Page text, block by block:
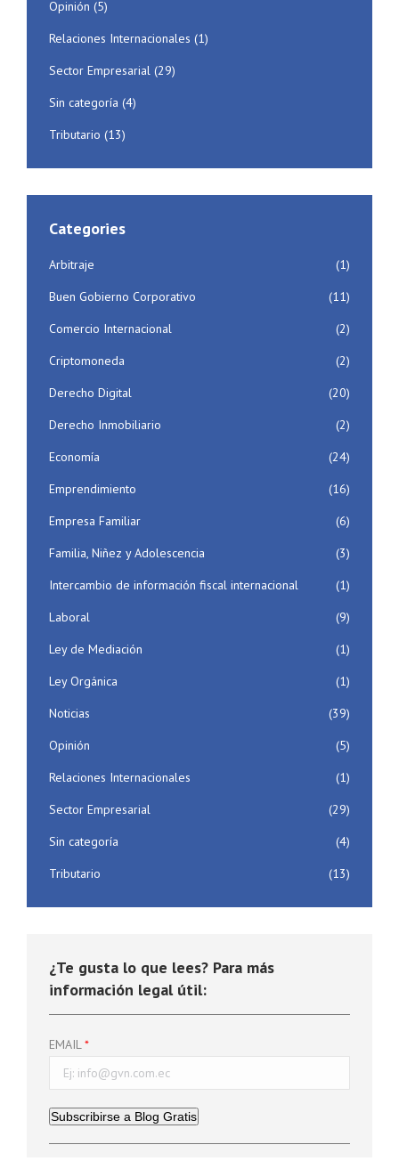
Opinión (5)
Relaciones Internacionales (1)
Sector Empresarial (29)
Sin categoría (4)
Tributario (13)
Categories
Arbitraje
(1)
Buen Gobierno Corporativo
(11)
Comercio Internacional
(2)
Criptomoneda
(2)
Derecho Digital
(20)
Derecho Inmobiliario
(2)
Economía
(24)
Emprendimiento
(16)
Empresa Familiar
(6)
Familia, Niñez y Adolescencia
(3)
Intercambio de información fiscal internacional
(1)
Laboral
(9)
Ley de Mediación
(1)
Ley Orgánica
(1)
Noticias
(39)
Opinión
(5)
Relaciones Internacionales
(1)
Sector Empresarial
(29)
Sin categoría
(4)
Tributario
(13)
¿Te gusta lo que lees? Para más
información legal útil:
EMAIL
Subscribirse a Blog Gratis